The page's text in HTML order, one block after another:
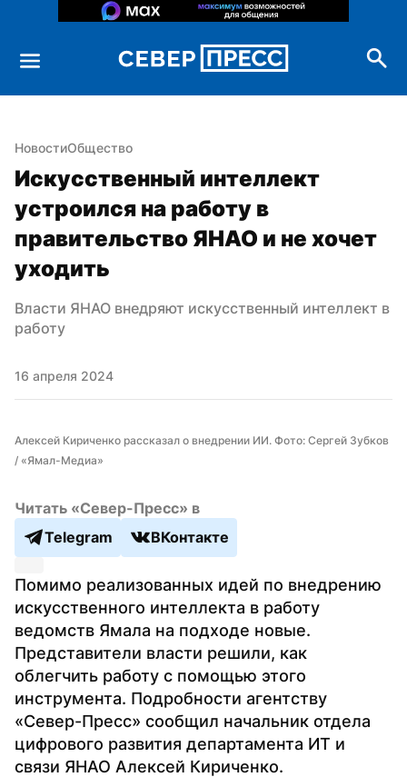
НовостиОбщество
Искусственный интеллект
устроился на работу в
правительство ЯНАО и не хочет
уходить
Власти ЯНАО внедряют искусственный интеллект в
работу
16 апреля 2024
Алексей Кириченко рассказал о внедрении ИИ. Фото: Сергей Зубков
/ «Ямал-Медиа»
Читать «Север-Пресс» в
Telegram
ВКонтакте
Помимо реализованных идей по внедрению
искусственного интеллекта в работу
ведомств Ямала на подходе новые.
Представители власти решили, как
облегчить работу с помощью этого
инструмента. Подробности агентству
«Север-Пресс» сообщил начальник отдела
цифрового развития департамента ИТ и
связи ЯНАО Алексей Кириченко.